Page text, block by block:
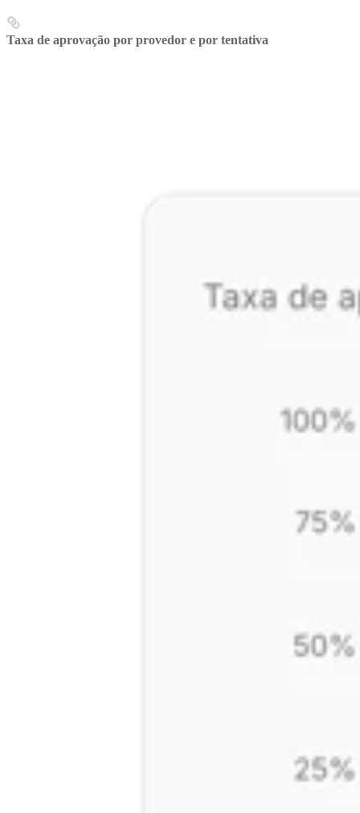
Taxa de aprovação por provedor e por tentativa